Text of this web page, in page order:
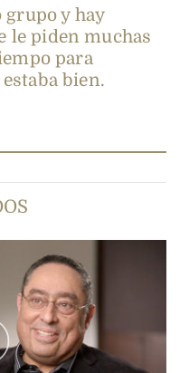
grupo y hay
le piden muchas
para
bien.